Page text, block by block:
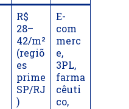
R$
28–
42/m²
(regiõ
es
prime
SP/RJ
)
E-
com
merc
e,
3PL,
farma
cêuti
co,